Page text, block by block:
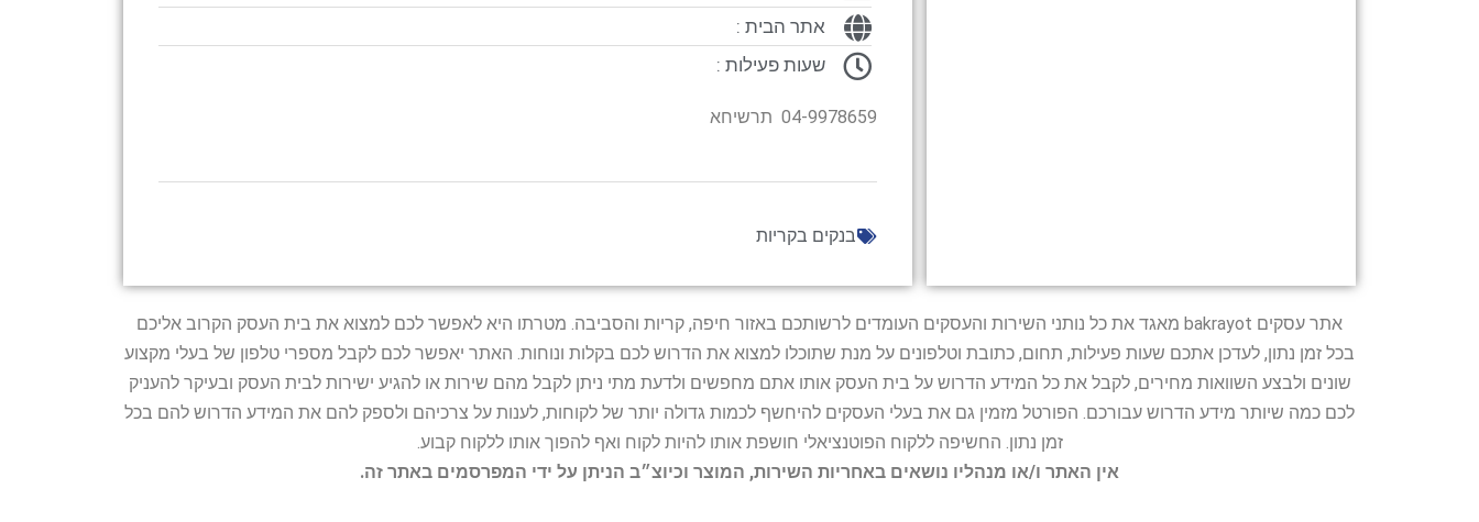
אתר הבית :
שעות פעילות :
04-9978659 תרשיחא
בנקים בקריות
אתר עסקים bakrayot מאגד את כל נותני השירות והעסקים העומדים לרשותכם באזור חיפה, קריות והסביבה. מטרתו היא לאפשר לכם למצוא את בית העסק הקרוב אליכם
בכל זמן נתון, לעדכן אתכם שעות פעילות, תחום, כתובת וטלפונים על מנת שתוכלו למצוא את הדרוש לכם בקלות ונוחות. האתר יאפשר לכם לקבל מספרי טלפון של בעלי מקצוע
שונים ולבצע השוואות מחירים, לקבל את כל המידע הדרוש על בית העסק אותו אתם מחפשים ולדעת מתי ניתן לקבל מהם שירות או להגיע ישירות לבית העסק ובעיקר להעניק
לכם כמה שיותר מידע הדרוש עבורכם. הפורטל מזמין גם את בעלי העסקים להיחשף לכמות גדולה יותר של לקוחות, לענות על צרכיהם ולספק להם את המידע הדרוש להם בכל
זמן נתון. החשיפה ללקוח הפוטנציאלי חושפת אותו להיות לקוח ואף להפוך אותו ללקוח קבוע.
אין האתר ו/או מנהליו נושאים באחריות השירות, המוצר וכיוצ״ב הניתן על ידי המפרסמים באתר זה.